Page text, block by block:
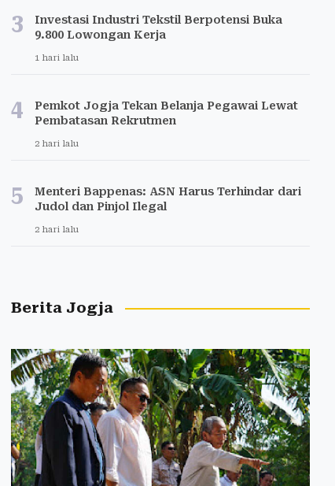
3
Investasi Industri Tekstil Berpotensi Buka
9.800 Lowongan Kerja
1 hari lalu
4
Pemkot Jogja Tekan Belanja Pegawai Lewat
Pembatasan Rekrutmen
2 hari lalu
5
Menteri Bappenas: ASN Harus Terhindar dari
Judol dan Pinjol Ilegal
2 hari lalu
Berita Jogja